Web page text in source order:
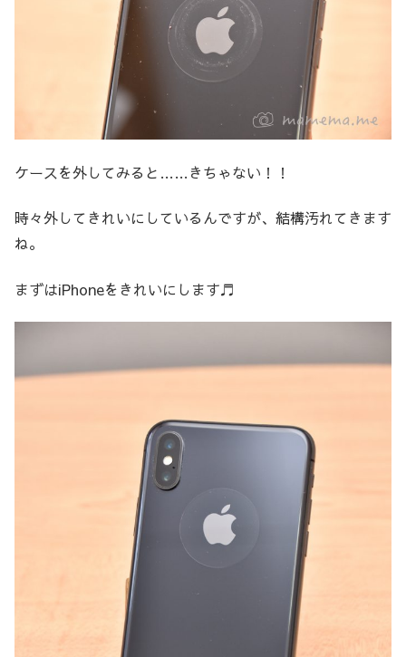
ケースを外してみると……きちゃない！！
時々外してきれいにしているんですが、結構汚れてきます
ね。
まずはiPhoneをきれいにします♬